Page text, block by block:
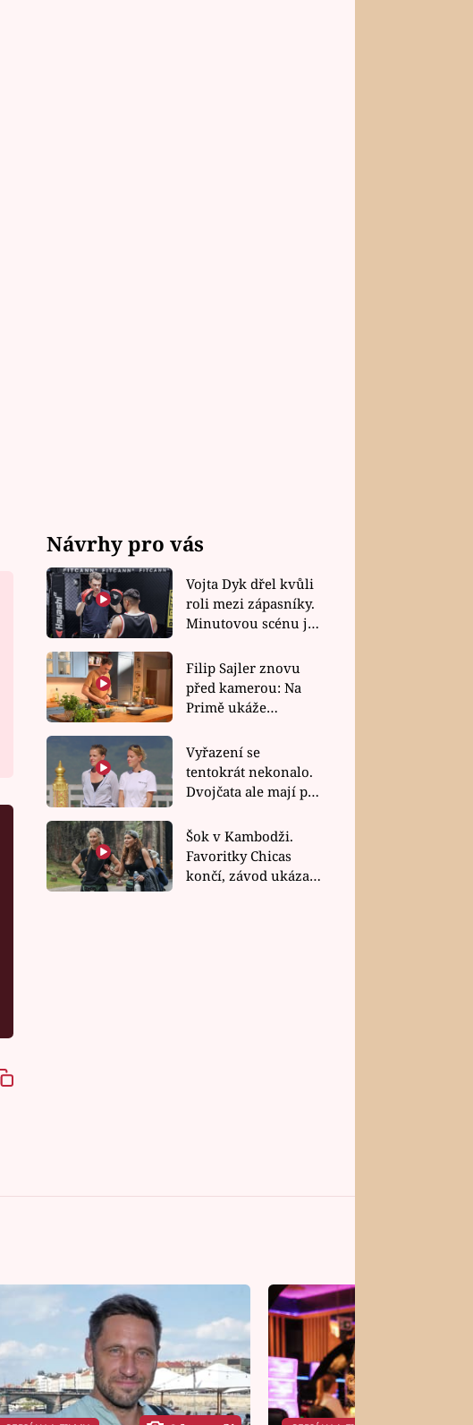
Návrhy pro vás
Vojta Dyk dřel kvůli
roli mezi zápasníky.
Minutovou scénu jel
Filip Sajler znovu
před kamerou: Na
Primě ukáže
rychlé recepty
Vyřazení se
tentokrát nekonalo.
Dvojčata ale mají po
závodu nůž na krku
Šok v Kambodži.
Favoritky Chicas
končí, závod ukázal